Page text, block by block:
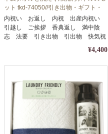
ット tkd-74050//引き出物・ギフト・
内祝い・お中元・お歳暮等に
内祝い お返し 内祝 出産内祝い
引越し ご挨拶 香典返し 満中陰
志 法要 引き出物 引出物 快気祝
¥4,400